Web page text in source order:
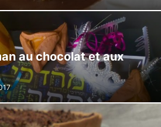
au chocolat et aux